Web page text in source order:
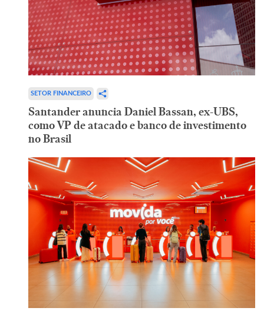
SETOR FINANCEIRO
Santander anuncia Daniel Bassan, ex-UBS,
como VP de atacado e banco de investimento
no Brasil